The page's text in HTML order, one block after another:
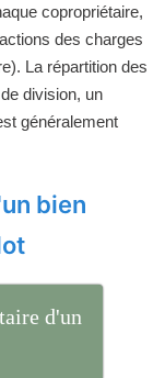
copropriétaire,
des charges
La répartition des
division, un
généralement
bien
d'un